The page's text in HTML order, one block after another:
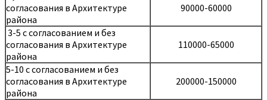
согласования в Архитектуре
района
90000-60000
3-5 с согласованием и без
согласования в Архитектуре
района
110000-65000
5-10 с согласованием и без
согласования в Архитектуре
района
200000-150000